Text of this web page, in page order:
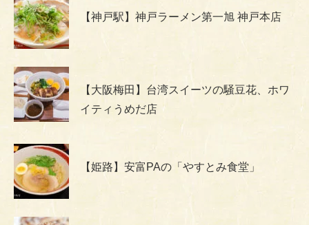
【神戸駅】神戸ラーメン第一旭 神戸本店
【大阪梅田】台湾スイーツの騒豆花、ホワ
イティうめだ店
【姫路】安富PAの「やすとみ食堂」